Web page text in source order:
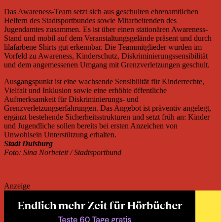
Das Awareness-Team setzt sich aus geschulten ehrenamtlichen
Helfern des Stadtsportbundes sowie Mitarbeitenden des
Jugendamtes zusammen. Es ist über einen stationären Awareness-
Stand und mobil auf dem Veranstaltungsgelände präsent und durch
lilafarbene Shirts gut erkennbar. Die Teammitglieder wurden im
Vorfeld zu Awareness, Kinderschutz, Diskriminierungssensibilität
und dem angemessenen Umgang mit Grenzverletzungen geschult.
Ausgangspunkt ist eine wachsende Sensibilität für Kinderrechte,
Vielfalt und Inklusion sowie eine erhöhte öffentliche
Aufmerksamkeit für Diskriminierungs- und
Grenzverletzungserfahrungen. Das Angebot ist präventiv angelegt,
ergänzt bestehende Sicherheitsstrukturen und setzt früh an: Kinder
und Jugendliche sollen bereits bei ersten Anzeichen von
Unwohlsein Unterstützung erhalten.
Stadt Duisburg
Foto: Sina Norbeteit / Stadtsportbund
Anzeige